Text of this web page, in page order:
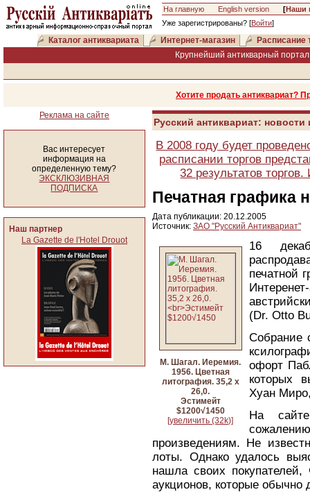
На главную English version [Наши
Уже зарегистрированы? [Войти]
Каталог антиквариата Интернет-магазин
Расписание
Крупнейший антикварный
Хотите продать антиквариат?
Реклама на сайте
Вас интересует
информация на
определенную тему?
ЭКСКЛЮЗИВНАЯ
ПОДПИСКА
Наш партнер
La Gazette de l'Hotel Drouot
Русский антиквариат:
В 2008 году будет
расписании торгов
32 результатов
Печатная графика
Дата публикации: 20.12.2005
Источник: ЗАО "Русский Антиквариат"
М. Шагал. Иеремия.
1956. Цветная
литография. 35,2 х
26,0.
Эстимейт
$1200√1450
[увеличить (32k)]
16
печатной
(Dr. Otto
Собрание
офорт
которых
Хуан
На сайте
произведениям. Не
лоты. Однако удалось
нашла своих покупателей,
аукционов, которые обычно